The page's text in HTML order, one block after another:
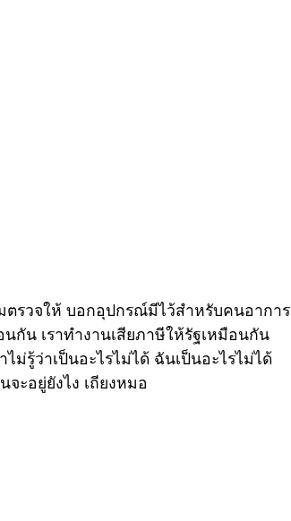
ตรวจให้ บอกอุปกรณ์มีไว้สำหรับคนอาการ
กัน เราทำงานเสียภาษีให้รัฐเหมือนกัน
ม่รู้ว่าเป็นอะไรไม่ได้ ฉันเป็นอะไรไม่ได้
ะอยู่ยังไง เถียงหมอ